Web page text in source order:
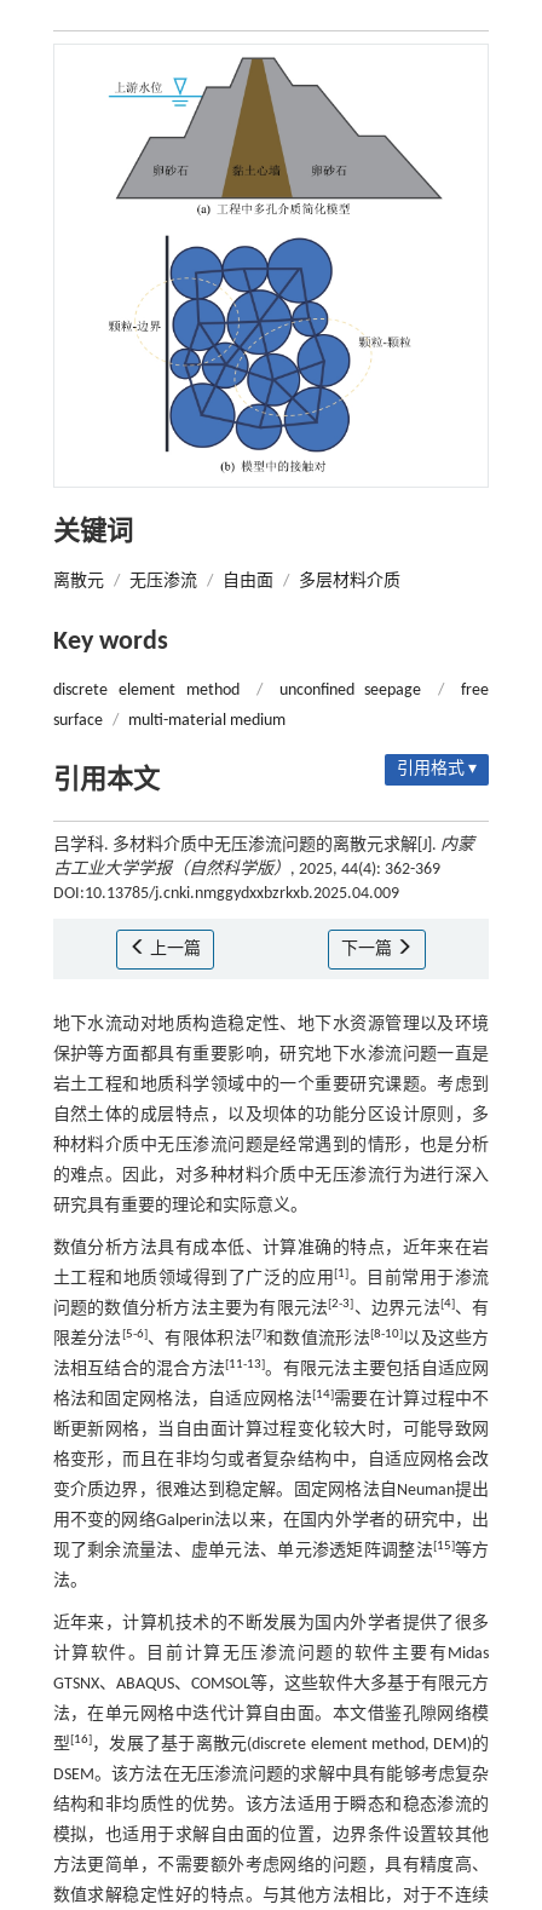
关键词
离散元 / 无压渗流 / 自由面 / 多层材料介质
Key words
discrete element method / unconfined seepage /
free
surface / multi-material medium
引用本文 引用格式 ▾
吕学科. 多材料介质中无压渗流问题的离散元求解[J]. 内蒙
古工业大学学报（自然科学版） , 2025, 44(4): 362-369
DOI:10.13785/j.cnki.nmggydxxbzrkxb.2025.04.009
上一篇 下一篇
地下水流动对地质构造稳定性、地下水资源管理以及环境
保护等方面都具有重要影响，研究地下水渗流问题一直是
岩土工程和地质科学领域中的一个重要研究课题。考虑到
自然土体的成层特点，以及坝体的功能分区设计原则，多
种材料介质中无压渗流问题是经常遇到的情形，也是分析
的难点。因此，对多种材料介质中无压渗流行为进行深入
研究具有重要的理论和实际意义。
数值分析方法具有成本低、计算准确的特点，近年来在岩
土工程和地质领域得到了广泛的应用[1]。目前常用于渗流
问题的数值分析方法主要为有限元法[2-3] 、边界元法[4]、有
限差分法[5-6]、有限体积法[7]和数值流形法[8-10]以及这些方
法相互结合的混合方法[11-13]。有限元法主要包括自适应网
格法和固定网格法，自适应网格法[14]需要在计算过程中不
断更新网格，当自由面计算过程变化较大时，可能导致网
格变形，而且在非均匀或者复杂结构中，自适应网格会改
变介质边界，很难达到稳定解。固定网格法自Neuman提出
用不变的网络Galperin法以来，在国内外学者的研究中，出
现了剩余流量法、虚单元法、单元渗透矩阵调整法[15]等方
法。
近年来，计算机技术的不断发展为国内外学者提供了很多
计算软件。目前计算无压渗流问题的软件主要有Midas
GTSNX、ABAQUS、COMSOL等，这些软件大多基于有限元方
法，在单元网格中迭代计算自由面。本文借鉴孔隙网络模
型[16]，发展了基于离散元(discrete element method, DEM)的
DSEM。该方法在无压渗流问题的求解中具有能够考虑复杂
结构和非均质性的优势。该方法适用于瞬态和稳态渗流的
模拟，也适用于求解自由面的位置，边界条件设置较其他
方法更简单，不需要额外考虑网络的问题，具有精度高、
数值求解稳定性好的特点。与其他方法相比，对于不连续